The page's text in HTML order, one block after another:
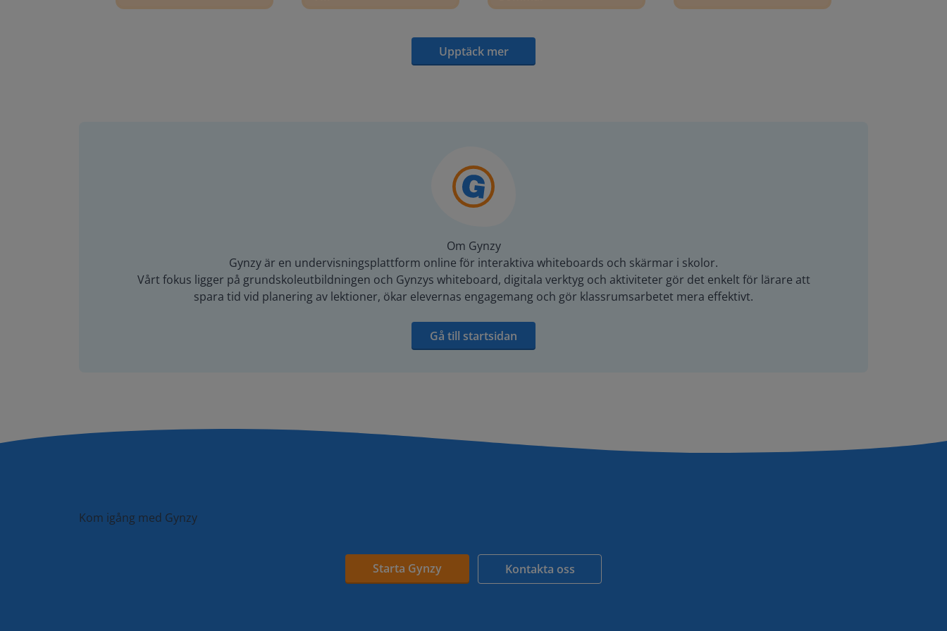
Upptäck mer
Om Gynzy
Gynzy är en undervisningsplattform online för interaktiva whiteboards och skärmar i skolor.
Vårt fokus ligger på grundskoleutbildningen och Gynzys whiteboard, digitala verktyg och aktiviteter gör det enkelt för lärare att
spara tid vid planering av lektioner, ökar elevernas engagemang och gör klassrumsarbetet mera effektivt.
Gå till startsidan
Kom igång med Gynzy
Starta Gynzy Kontakta oss